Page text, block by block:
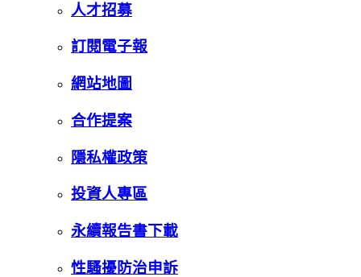
人才招募
訂閱電子報
網站地圖
合作提案
隱私權政策
投資人專區
永續報告書下載
性騷擾防治申訴